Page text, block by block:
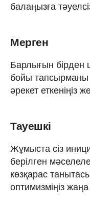
балаңызға
Мерген
Барлығын бірден
бойы тапсырманы
әрекет еткеніңіз
Тауешкі
Жұмыста сіз
берілген
көзқарас
оптимизміңіз